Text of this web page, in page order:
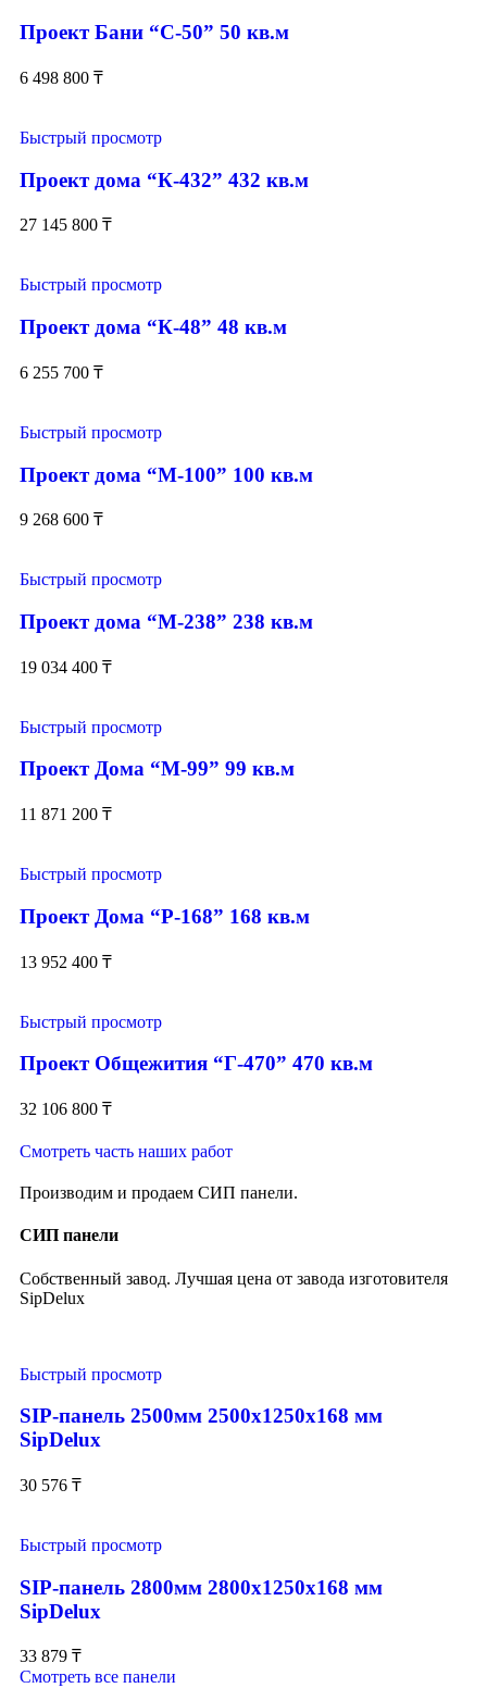
Проект Бани “С-50” 50 кв.м
6 498 800 ₸
Быстрый просмотр
Проект дома “К-432” 432 кв.м
27 145 800 ₸
Быстрый просмотр
Проект дома “К-48” 48 кв.м
6 255 700 ₸
Быстрый просмотр
Проект дома “М-100” 100 кв.м
9 268 600 ₸
Быстрый просмотр
Проект дома “М-238” 238 кв.м
19 034 400 ₸
Быстрый просмотр
Проект Дома “М-99” 99 кв.м
11 871 200 ₸
Быстрый просмотр
Проект Дома “Р-168” 168 кв.м
13 952 400 ₸
Быстрый просмотр
Проект Общежития “Г-470” 470 кв.м
32 106 800 ₸
Смотреть часть наших работ
Производим и продаем СИП панели.
СИП панели
Собственный завод. Лучшая цена от завода изготовителя
SipDelux
Быстрый просмотр
SIP-панель 2500мм 2500x1250x168 мм
SipDelux
30 576 ₸
Быстрый просмотр
SIP-панель 2800мм 2800x1250x168 мм
SipDelux
33 879 ₸
Смотреть все панели